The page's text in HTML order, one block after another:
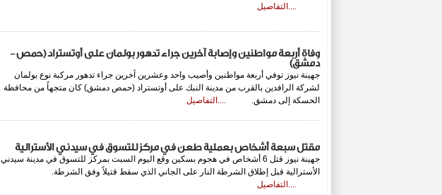
....التفاصيل
وفاة أربعة مواطنين وإصابة آخرين جراء تدهور بولمان على أوتستراد (حمص -
دمشق)
جهينة نيوز توفي أربعة مواطنين وأصيب واحد وعشرين آخرين جراء تدهور مركبة نوع بولمان
لشركة الرافدين بالقرب من مدينة النبك على أوتستراد (حمص دمشق) كان متجهاً من محافظة
الحسكة إلى دمشق. ....التفاصيل
مقتل سبعة أشخاص بعملية طعن في مركز للتسوق في سيدني الأسترالية
جهينة نيوز قتل 6 أشخاص في هجوم بسكين وقع اليوم السبت بمركز للتسوق في مدينة سيدني
الأسترالية قبل إطلاق الشرطة النار على الجاني الذي سقط قتيلاً وفق الشرطة.
....التفاصيل